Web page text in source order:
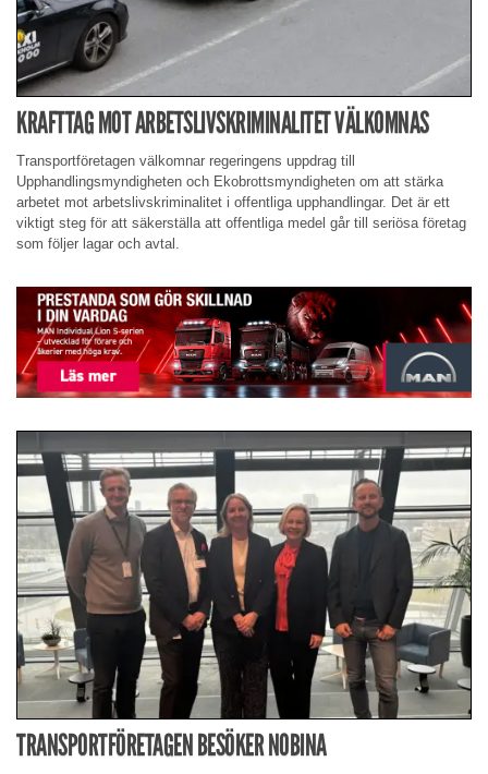
KRAFTTAG MOT ARBETSLIVSKRIMINALITET VÄLKOMNAS
Transportföretagen välkomnar regeringens uppdrag till
Upphandlingsmyndigheten och Ekobrottsmyndigheten om att stärka
arbetet mot arbetslivskriminalitet i offentliga upphandlingar. Det är ett
viktigt steg för att säkerställa att offentliga medel går till seriösa företag
som följer lagar och avtal.
TRANSPORTFÖRETAGEN BESÖKER NOBINA